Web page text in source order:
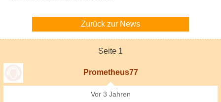
Zurück zur News
Seite 1
Prometheus77
Vor 3 Jahren